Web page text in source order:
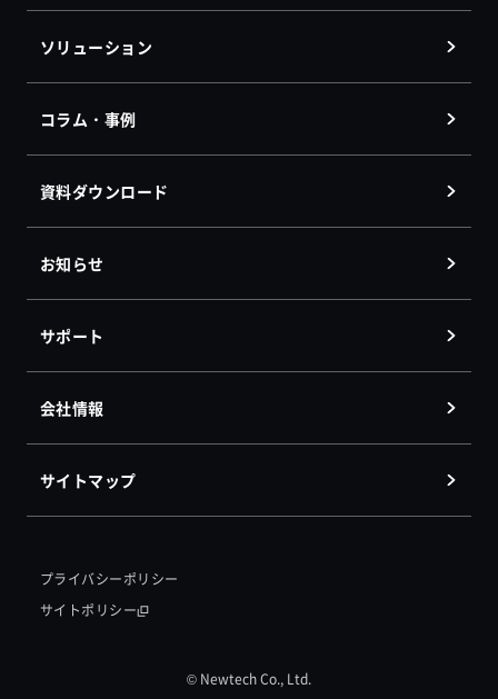
ソリューション
コラム・事例
資料ダウンロード
お知らせ
サポート
会社情報
サイトマップ
プライバシーポリシー
サイトポリシー
© Newtech Co., Ltd.